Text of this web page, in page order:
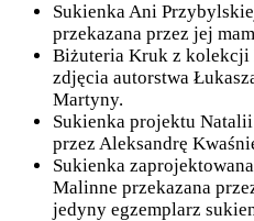
Sukienka Ani
przekazana przez jej
Biżuteria Kruk z
zdjęcia autorstwa
Martyny.
Sukienka projektu
przez Aleksandrę
Sukienka
Malinne przekazana
jedyny egzemplarz